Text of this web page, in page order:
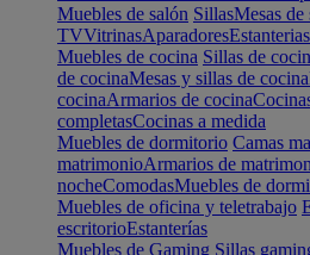
Muebles de salón SillasMesas de
TVVitrinasAparadoresEstanterias
Muebles de cocina Sillas de
de cocinaMesas y sillas de cocina
cocinaArmarios de cocina
completasCocinas a medida
Muebles de dormitorio Camas
matrimonioArmarios de
nocheComodasMuebles de
Muebles de oficina y teletrabajo
escritorioEstanterías
Muebles de Gaming Sillas